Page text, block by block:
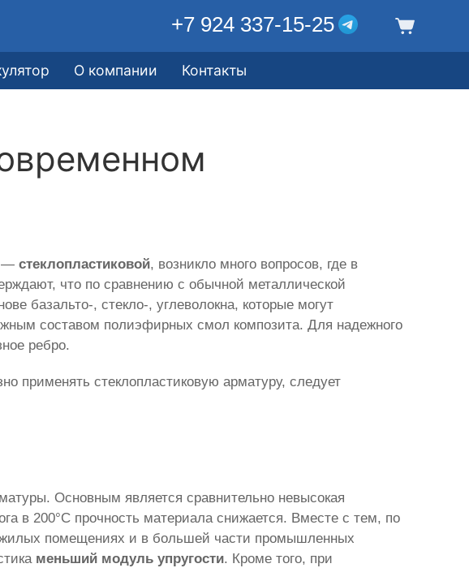
+7 924 337-15-25
О компании Контакты
—стеклопластиковой, возникло много вопросов, где в
что по сравнению с обычной металлической
базальто-, стекло-, углеволокна, которые могут
составом полиэфирных смол композита. Для надежного
ребро.
применять стеклопластиковую арматуру, следует
Основным является сравнительно невысокая
в 200°С прочность материала снижается. Вместе с тем, по
помещениях и в большей части промышленных
меньший модуль упругости. Кроме того, при